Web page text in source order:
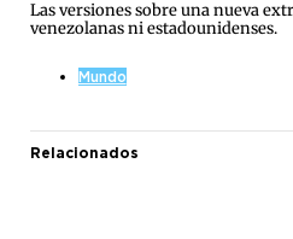
Las versiones sobre una nueva
venezolanas ni estadounidenses.
Mundo
Relacionados